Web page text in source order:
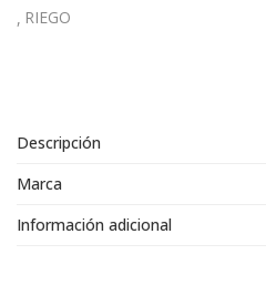
RIEGO
Descripción
Marca
Información adicional